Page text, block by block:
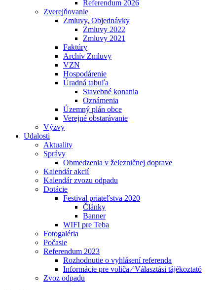
Referendum 2026
Zverejňovanie
Zmluvy, Objednávky
Zmluvy 2022
Zmluvy 2021
Faktúry
Archív Zmluvy
VZN
Hospodárenie
Úradná tabuľa
Stavebné konania
Oznámenia
Územný plán obce
Verejné obstarávanie
Výzvy
Udalosti
Aktuality
Správy
Obmedzenia v železničnej doprave
Kalendár akcií
Kalendár zvozu odpadu
Dotácie
Festival priateľstva 2020
Články
Banner
WIFI pre Teba
Fotogaléria
Počasie
Referendum 2023
Rozhodnutie o vyhlásení referenda
Informácie pre voliča ⁄ Választási tájékoztató
Zvoz odpadu